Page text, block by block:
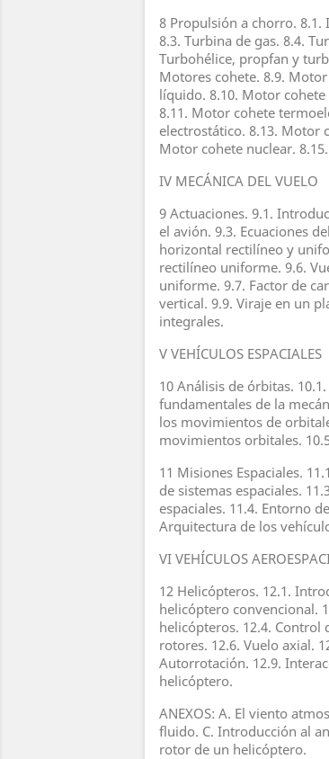
8 Propulsión a chorro.
8.3. Turbina de gas. 8.4.
Turbohélice, propfan y
Motores cohete. 8.9.
líquido. 8.10. Motor
8.11. Motor cohete
electrostático. 8.13. Motor
Motor cohete nuclear.
IV MECÁNICA DEL VUELO
9 Actuaciones. 9.1.
el avión. 9.3. Ecuaciones
horizontal rectilíneo y
rectilíneo uniforme. 9.6.
uniforme. 9.7. Factor de
vertical. 9.9. Viraje en un
integrales.
V VEHÍCULOS ESPACIALES
10 Análisis de órbitas.
fundamentales de la
los movimientos de
movimientos orbitales.
11 Misiones Espaciales.
de sistemas espaciales.
espaciales. 11.4. Entorno
Arquitectura de los
VI VEHÍCULOS
12 Helicópteros. 12.1.
helicóptero convencional.
helicópteros. 12.4. Control
rotores. 12.6. Vuelo axial.
Autorrotación. 12.9.
helicóptero.
ANEXOS: A. El viento
fluido. C. Introducción al
rotor de un helicóptero.